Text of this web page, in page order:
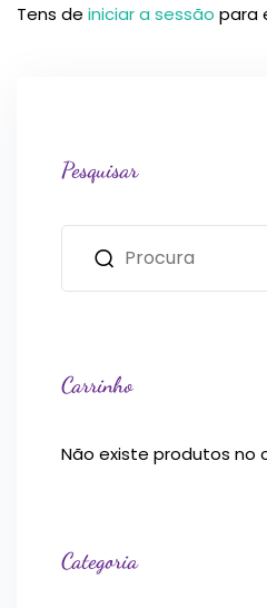
Tens de iniciar a sessão para
Pesquisar
Carrinho
Não existe produtos no
Categoria